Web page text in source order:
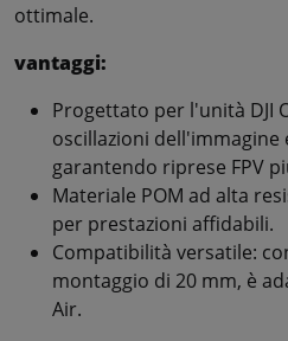
ottimale.
vantaggi:
Progettato per l'unità DJI
oscillazioni dell'immagine
garantendo riprese FPV
Materiale POM ad alta
per prestazioni affidabili.
Compatibilità versatile:
montaggio di 20 mm, è
Air.